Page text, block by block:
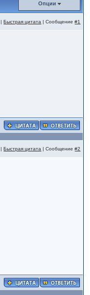
Опции
|Быстрая цитата | Сообщение#1
|Быстрая цитата | Сообщение#2